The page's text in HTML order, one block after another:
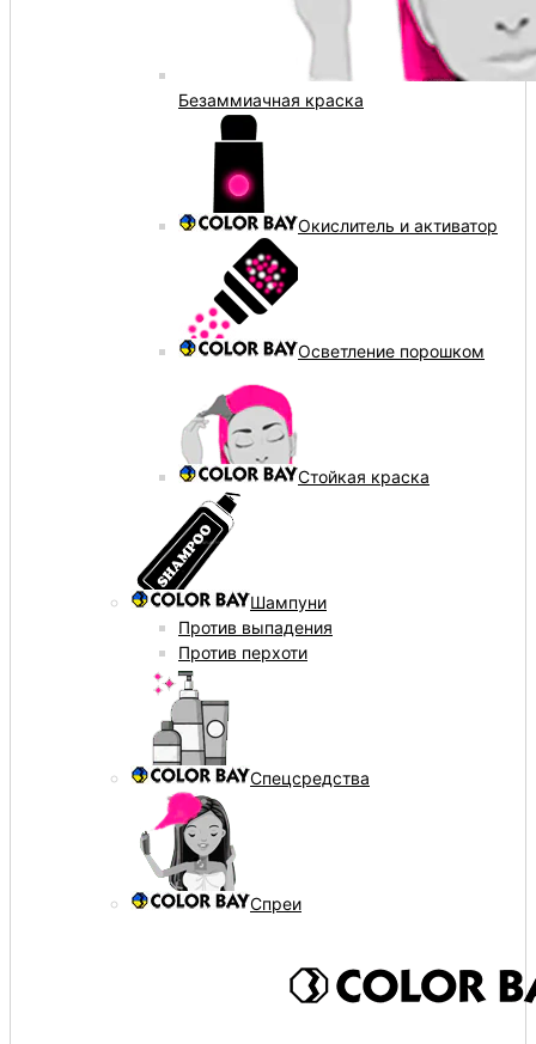
Безаммиачная краска
Окислитель и активатор
Осветление порошком
Стойкая краска
Шампуни
Против выпадения
Против перхоти
Спецсредства
Спреи